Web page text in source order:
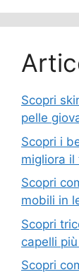
Scopri
pelle
Scopri i
migliora il
Scopri
mobili in
Scopri
capelli
Scopri